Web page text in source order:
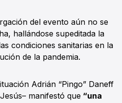
del evento aún no se
hallándose supeditada la
condiciones sanitarias en la
de la pandemia.
Adrián “Pingo” Daneff
manifestó que “una